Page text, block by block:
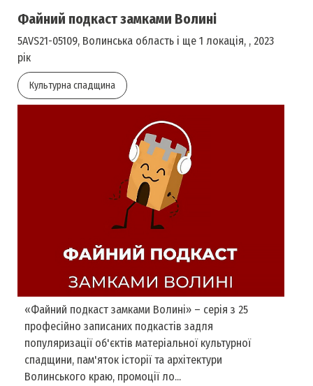
Файний подкаст замками Волині
5AVS21-05109, Волинська область і ще 1 локація, , 2023
рік
Культурна спадщина
«Файний подкаст замками Волині» – серія з 25
професійно записаних подкастів задля
популяризації об'єктів матеріальної культурної
спадщини, пам'яток історії та архітектури
Волинського краю, промоції ло...